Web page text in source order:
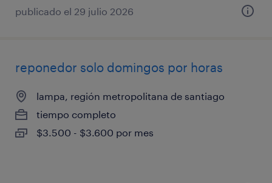
publicado el 29 julio 2026
reponedor solo domingos por horas
lampa, región metropolitana de santiago
tiempo completo
$3.500 - $3.600 por mes